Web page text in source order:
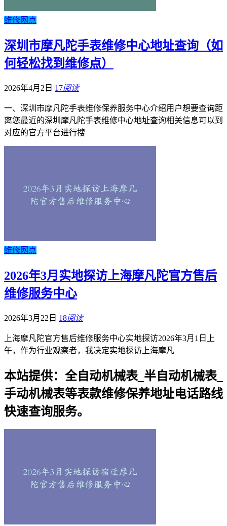
维修网点
深圳市摩凡陀手表维修中心地址查询（如
何轻松找到维修点）
2026年4月2日 17阅读
一、深圳市摩凡陀手表维修保养服务中心介绍用户想要查询距
离您最近的深圳摩凡陀手表维修中心地址查询相关信息可以到
对应的官方平台进行搜
维修网点
2026年3月实地探访上海摩凡陀官方售后
维修服务中心
2026年3月22日 18阅读
上海摩凡陀官方售后维修服务中心实地探访2026年3月1日上
午，作为行业观察者，我决定实地探访上海摩凡
本站提供：全自动机械表_半自动机械表_
手动机械表等表款维修保养地址电话路线
快速查询服务。